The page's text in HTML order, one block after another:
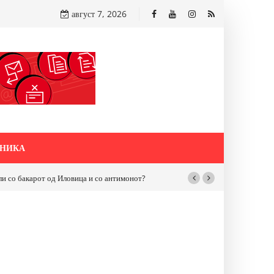
август 7, 2026